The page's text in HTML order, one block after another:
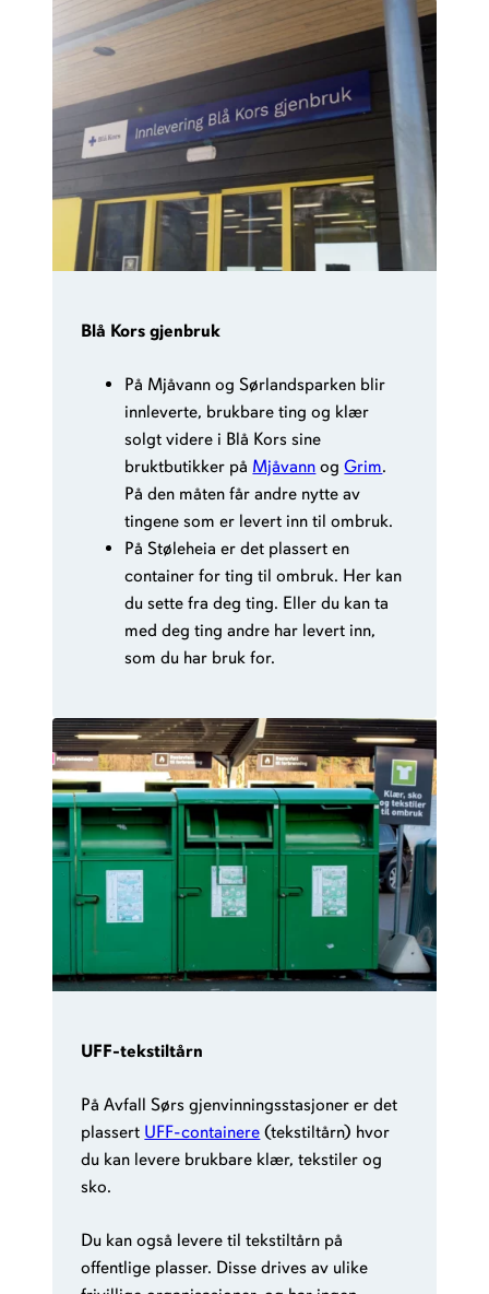
Blå Kors gjenbruk
På Mjåvann og Sørlandsparken blir
innleverte, brukbare ting og klær
solgt videre i Blå Kors sine
bruktbutikker på Mjåvann ogGrim.
På den måten får andre nytte av
tingene som er levert inn til ombruk.
På Støleheia er det plassert en
container for ting til ombruk. Her kan
du sette fra deg ting. Eller du kan ta
med deg ting andre har levert inn,
som du har bruk for.
UFF-tekstiltårn
På Avfall Sørs gjenvinningsstasjoner er det
plassert UFF-containere (tekstiltårn) hvor
du kan levere brukbare klær, tekstiler og
sko.
Du kan også levere til tekstiltårn på
offentlige plasser. Disse drives av ulike